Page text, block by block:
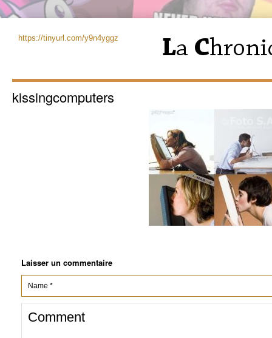
https://tinyurl.com/y9n4yggz
kissingcomputers
Laisser un commentaire